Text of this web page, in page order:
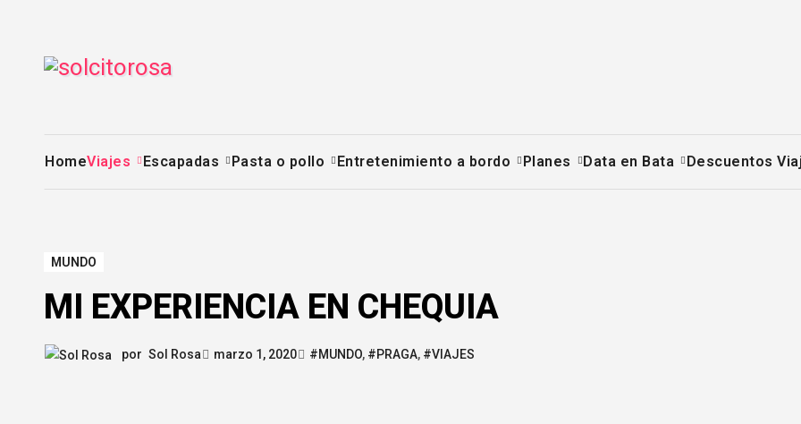
contenido
HomeViajes Escapadas Pasta o pollo Entretenimiento a bordo Planes Data en Bata Descuentos
MUNDO
MI EXPERIENCIA EN CHEQUIA
por Sol Rosa marzo 1, 2020 #MUNDO, #PRAGA, #VIAJES